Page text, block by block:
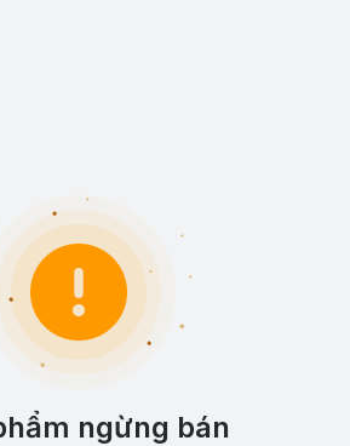
ngừng bán